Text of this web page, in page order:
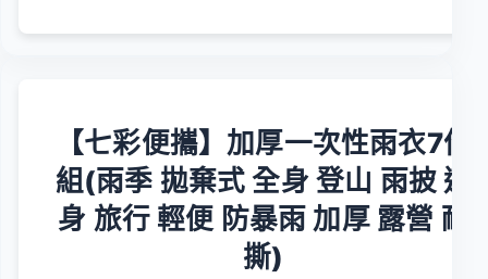
【七彩便攜】加厚一次性雨衣7件
組(雨季 拋棄式 全身 登山 雨披 連
身 旅行 輕便 防暴雨 加厚 露營 耐
撕)